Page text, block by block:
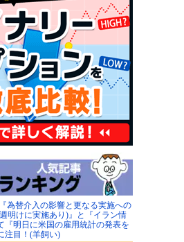
為替介入の影響と更なる実施への
明けに実施あり)』と『イラン情
『明日に米国の雇用統計の発表を
注目！(羊飼い)